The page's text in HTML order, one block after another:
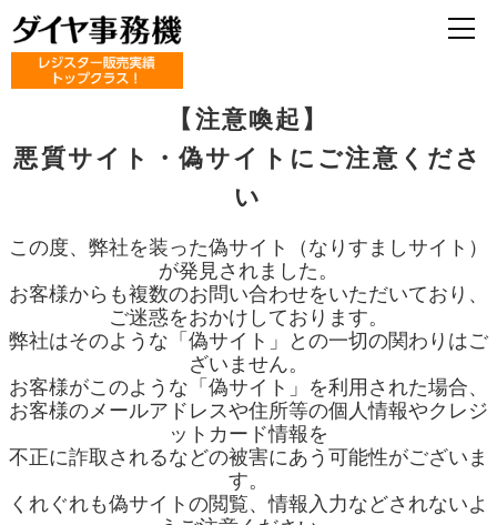
【注意喚起】
悪質サイト・偽サイトにご注意くださ
い
この度、弊社を装った偽サイト（なりすましサイト）
が発見されました。
お客様からも複数のお問い合わせをいただいており、
ご迷惑をおかけしております。
弊社はそのような「偽サイト」との一切の関わりはご
ざいません。
お客様がこのような「偽サイト」を利用された場合、
お客様のメールアドレスや住所等の個人情報やクレジ
ットカード情報を
不正に詐取されるなどの被害にあう可能性がございま
す。
くれぐれも偽サイトの閲覧、情報入力などされないよ